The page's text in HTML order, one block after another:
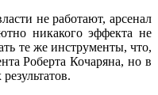
не работают, арсенал
никакого эффекта не
те же инструменты, что,
Роберта Кочаряна, но в